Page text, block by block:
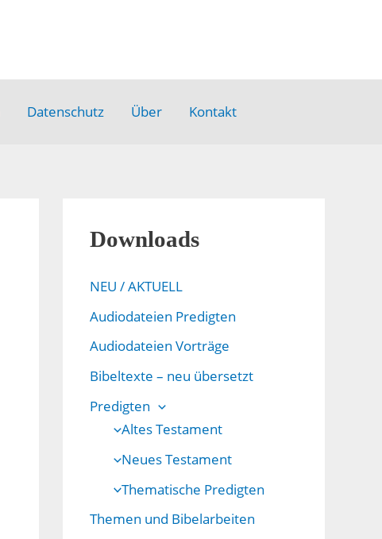
Datenschutz Über Kontakt
Downloads
NEU / AKTUELL
Audiodateien Predigten
Audiodateien Vorträge
Bibeltexte – neu übersetzt
Predigten
Altes Testament
Neues Testament
Thematische Predigten
Themen und Bibelarbeiten